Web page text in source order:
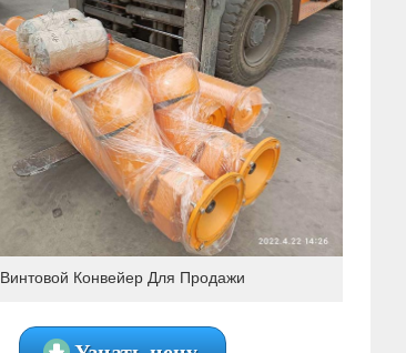
Винтовой Конвейер Для Продажи